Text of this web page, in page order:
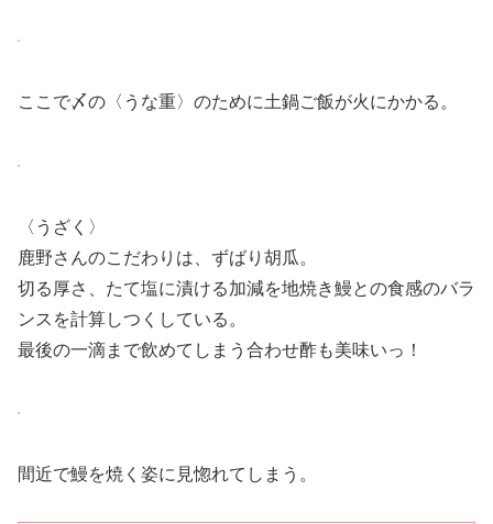
ここで〆の〈うな重〉のために土鍋ご飯が火にかかる。
〈うざく〉
鹿野さんのこだわりは、ずばり胡瓜。
切る厚さ、たて塩に漬ける加減を地焼き鰻との食感のバラ
ンスを計算しつくしている。
最後の一滴まで飲めてしまう合わせ酢も美味いっ！
間近で鰻を焼く姿に見惚れてしまう。